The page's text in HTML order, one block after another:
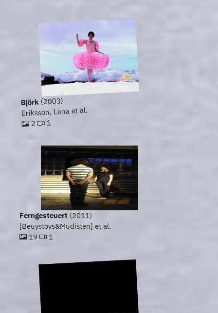
Björk (2003)
Eriksson, Lena et al.
2 1
Ferngesteuert (2011)
[Beuystoys&Mudisten] et al.
19
1